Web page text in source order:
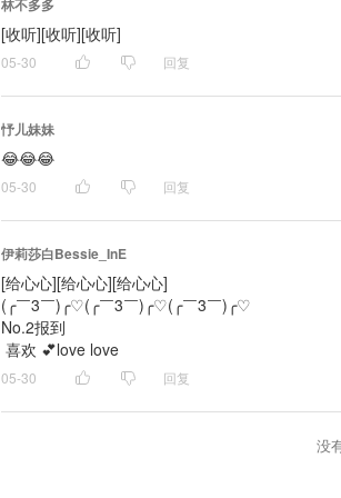
林不多多
[收听][收听][收听]
05-30 回复
忬儿妹妹
😂😂😂
05-30 回复
伊莉莎白Bessie_InE
[给心心][给心心][给心心]
(╭￣3￣)╭♡(╭￣3￣)╭♡(╭￣3￣)╭♡
No.2报到
喜欢 💕love love
05-30 回复
没